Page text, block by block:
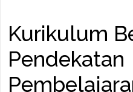
Kurikulum
Pendekatan